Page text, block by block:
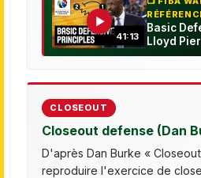
▶
41:13
Basic
Lloyd
CLOSEOUT
Closeout defense (Dan
D'après Dan Burke «
reproduire l'exercice de